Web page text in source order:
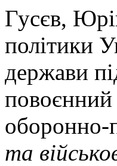
Гусєв,
політики
держави
повоєнний
оборонно-
та